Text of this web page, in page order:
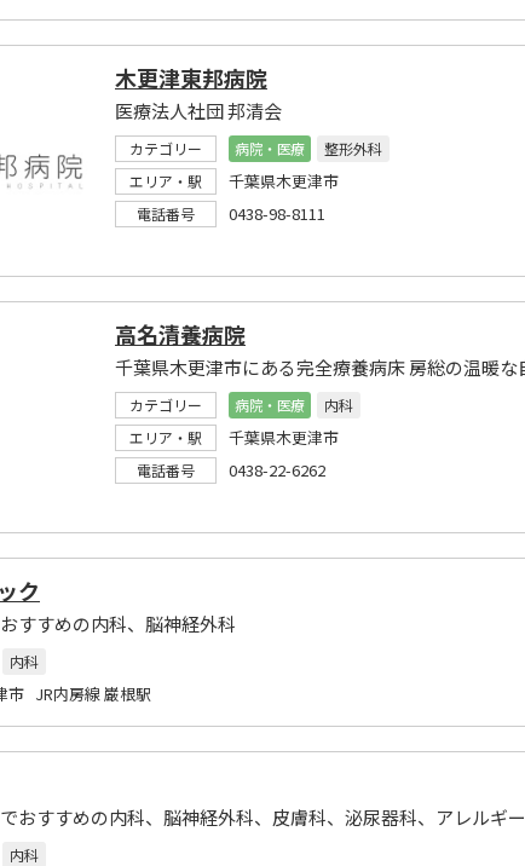
木更津東邦病院
医療法人社団 邦清会
カテゴリー 病院・医療
整形外科
エリア・駅
千葉県木更津市
電話番号 0438-98-8111
高名清養病院
カテゴリー 病院・医療
内科
エリア・駅
千葉県木更津市
電話番号 0438-22-6262
ク
すすめの内科、脳神経外科
内科
市 JR内房線 巌根駅
おすすめの内科、脳神経外科、皮膚科、泌尿器科、アレルギ
内科